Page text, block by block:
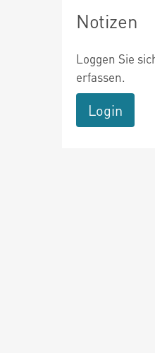
Notizen
Loggen Sie
erfassen.
Login